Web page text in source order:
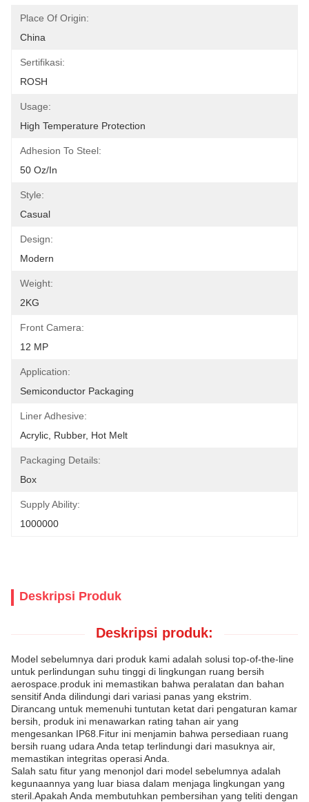
Place Of Origin:
China
Sertifikasi:
ROSH
Usage:
High Temperature Protection
Adhesion To Steel:
50 Oz/in
Style:
Casual
Design:
Modern
Weight:
2KG
Front Camera:
12 MP
Application:
Semiconductor Packaging
Liner Adhesive:
Acrylic, Rubber, Hot Melt
Packaging Details:
Box
Supply Ability:
1000000
Deskripsi Produk
Deskripsi produk:
Model sebelumnya dari produk kami adalah solusi top-of-the-line
untuk perlindungan suhu tinggi di lingkungan ruang bersih
aerospace.produk ini memastikan bahwa peralatan dan bahan
sensitif Anda dilindungi dari variasi panas yang ekstrim.
Dirancang untuk memenuhi tuntutan ketat dari pengaturan kamar
bersih, produk ini menawarkan rating tahan air yang
mengesankan IP68.Fitur ini menjamin bahwa persediaan ruang
bersih ruang udara Anda tetap terlindungi dari masuknya air,
memastikan integritas operasi Anda.
Salah satu fitur yang menonjol dari model sebelumnya adalah
kegunaannya yang luar biasa dalam menjaga lingkungan yang
steril.Apakah Anda membutuhkan pembersihan yang teliti dengan